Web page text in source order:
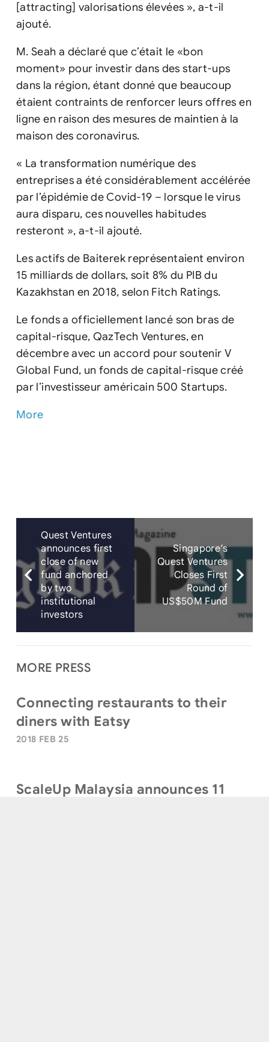
[attracting] valorisations élevées », a-t-il
ajouté.
M. Seah a déclaré que c’était le «bon
moment» pour investir dans des start-ups
dans la région, étant donné que beaucoup
étaient contraints de renforcer leurs offres en
ligne en raison des mesures de maintien à la
maison des coronavirus.
« La transformation numérique des
entreprises a été considérablement accélérée
par l’épidémie de Covid-19 – lorsque le virus
aura disparu, ces nouvelles habitudes
resteront », a-t-il ajouté.
Les actifs de Baiterek représentaient environ
15 milliards de dollars, soit 8% du PIB du
Kazakhstan en 2018, selon Fitch Ratings.
Le fonds a officiellement lancé son bras de
capital-risque, QazTech Ventures, en
décembre avec un accord pour soutenir V
Global Fund, un fonds de capital-risque créé
par l’investisseur américain 500 Startups.
More
Quest Ventures
announces first
close of new
fund anchored
by two
institutional
investors
Singapore’s
Quest Ventures
Closes First
Round of
US$50M Fund
MORE PRESS
Connecting restaurants to their
diners with Eatsy
2018 FEB 25
ScaleUp Malaysia announces 11